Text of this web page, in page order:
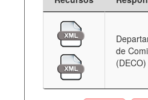
de
(DECO)